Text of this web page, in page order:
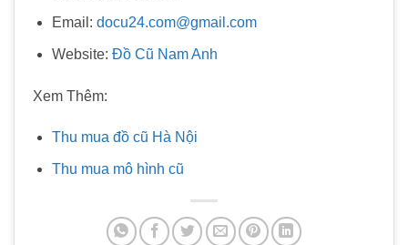
Email: docu24.com@gmail.com
Website: Đồ Cũ Nam Anh
Xem Thêm:
Thu mua đồ cũ Hà Nội
Thu mua mô hình cũ